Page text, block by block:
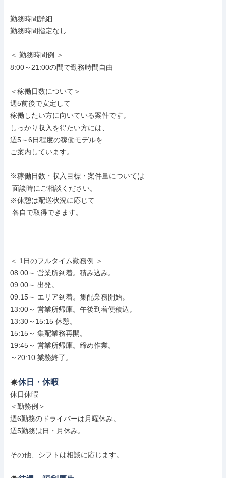
勤務時間詳細
勤務時間指定なし
＜ 勤務時間例 ＞
8:00～21:00の間で勤務時間自由
＜稼働日数について＞
週5前後で安定して
稼働したい方に向いている案件です。
しっかり収入を得たい方には、
週5～6日程度の稼働モデルを
ご案内しています。
※稼働日数・収入目標・案件量については
※休憩は配送状況に応じて
――――――――――
＜ 1日のフルタイム勤務例 ＞
08:00～ 営業所到着。積み込み。
09:00～ 出発。
09:15～ エリア到着。集配業務開始。
13:00～ 営業所帰庫。午後到着便積込。
13:30～15:15 休憩。
15:15～ 集配業務再開。
19:45～ 営業所帰庫。締め作業。
～20:10 業務終了。
休日・休暇
休日休暇
＜勤務例＞
週6勤務のドライバーは月曜休み。
週5勤務は日・月休み。
その他、シフトは相談に応じます。